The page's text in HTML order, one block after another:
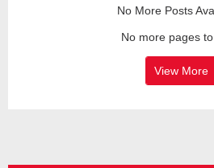
No More Posts
No more pages to
View More